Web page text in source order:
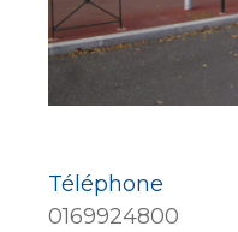
Téléphone
0169924800